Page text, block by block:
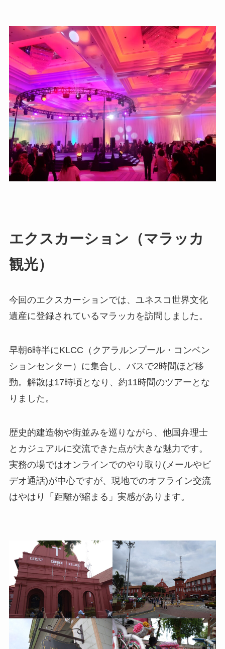
エクスカーション（マラッカ
観光）
今回のエクスカーションでは、ユネスコ世界文化
遺産に登録されているマラッカを訪問しました。
早朝6時半にKLCC（クアラルンプール・コンベン
ションセンター）に集合し、バスで2時間ほど移
動。解散は17時頃となり、約11時間のツアーとな
りました。
歴史的建造物や街並みを巡りながら、他国弁理士
とカジュアルに交流できた点が大きな魅力です。
実務の場ではオンラインでのやり取り(メールやビ
デオ通話)が中心ですが、現地でのオフライン交流
はやはり「距離が縮まる」実感があります。